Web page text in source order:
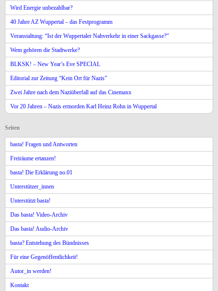
Wird Energie unbezahlbar?
40 Jahre AZ Wuppertal – das Festprogramm
Veranstaltung: “Ist der Wuppertaler Nahverkehr in einer Sackgasse?”
Wem gehören die Stadtwerke?
BLKSK! – New Year’s Eve SPECIAL
Editorial zur Zeitung “Kein Ort für Nazis”
Zwei Jahre nach dem Naziüberfall auf das Cinemaxx
Vor 20 Jahren – Nazis ermorden Karl Heinz Rohn in Wuppertal
Seiten
basta! Fragen und Antworten
Freiräume ertanzen!
basta! Die Erklärung no.01
Unterstützer_innen
Unterstützt basta!
Das basta! Video-Archiv
Das basta! Audio-Archiv
basta? Entstehung des Bündnisses
Für eine Gegenöffentlichkeit!
Autor_in werden!
Kontakt